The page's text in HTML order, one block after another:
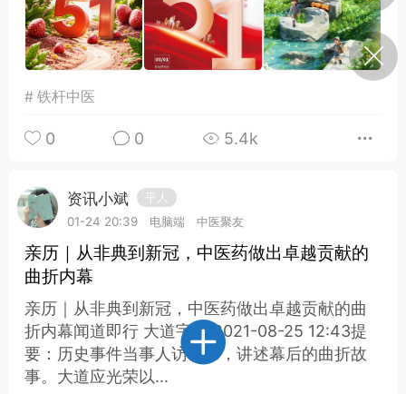
·特急预警】关
节返乡期间“闪
【养正护络膏】？
容平，顺时收
时精气
0
谷气行、营卫通：内经视角
下的脾胃调养要义
谦济书童
# 铁杆中医
0 0 5.4k
资讯小斌
平人
01-24 20:39
电脑端 中医聚友
亲历｜从非典到新冠，中医药做出卓越贡献的
曲折内幕
亲历｜从非典到新冠，中医药做出卓越贡献的曲
折内幕闻道即行 大道宇宙 2021-08-25 12:43提
要：历史事件当事人访谈录，讲述幕后的曲折故
事。大道应光荣以...